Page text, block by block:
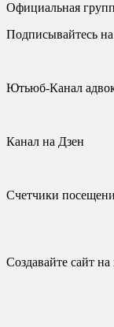
Официальная
Подписывайтесь
Ютьюб-Канал
Канал на Дзен
Счетчики
Создавайте сайт на